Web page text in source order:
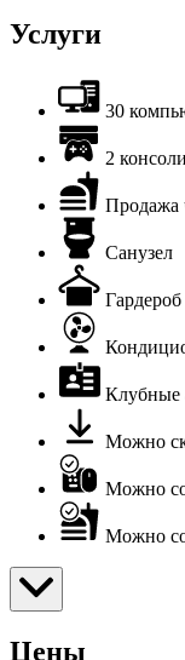
Услуги
30
2
Продажа
Санузел
Гардероб
Клубные
Можно
Можно
Можно
Цены